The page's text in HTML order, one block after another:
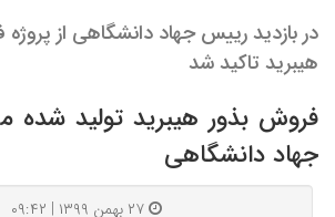
در بازدید رییس جهاد دانشگاهی از پروژه
هیبرید تاکید شد
فروش بذور هیبرید تولید شده
جهاد دانشگاهی